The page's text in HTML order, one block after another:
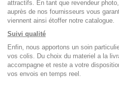
attractifs. En tant que revendeur
auprès de nos fournisseurs vous
viennent ainsi étoffer notre catalogue.
Suivi qualité
Enfin, nous apportons un soin
vos colis. Du choix du materiel a la
accompagne et reste a votre
vos envois en temps reel.